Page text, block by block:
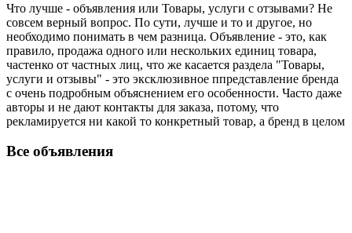
Что лучше - объявления или Товары, услуги с отзывами? Не
совсем верный вопрос. По сути, лучше и то и другое, но
необходимо понимать в чем разница. Объявление - это, как
правило, продажа одного или нескольких единиц товара,
частенко от частных лиц, что же касается раздела "Товары,
услуги и отзывы" - это эксклюзивное ппредставление бренда
с очень подробным объяснением его особенности. Часто даже
авторы и не дают контакты для заказа, потому, что
рекламируется ни какой то конкретный товар, а бренд в целом
Все объявления